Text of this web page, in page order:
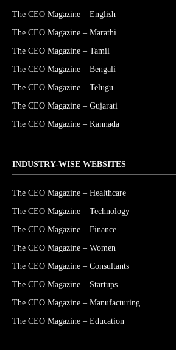
The CEO Magazine – English
The CEO Magazine – Marathi
The CEO Magazine – Tamil
The CEO Magazine – Bengali
The CEO Magazine – Telugu
The CEO Magazine – Gujarati
The CEO Magazine – Kannada
INDUSTRY-WISE WEBSITES
The CEO Magazine – Healthcare
The CEO Magazine – Technology
The CEO Magazine – Finance
The CEO Magazine – Women
The CEO Magazine – Consultants
The CEO Magazine – Startups
The CEO Magazine – Manufacturing
The CEO Magazine – Education